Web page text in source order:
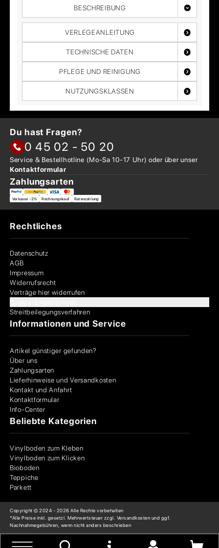
BESCHREIBUNG
VERLEGEANLEITUNG
TECHNISCHE DATEN
PFLEGE UND REINIGUNG
NUTZUNGSKLASSEN
Du hast Fragen?
0 45 02 - 50 20
Service & Bestellhotline (Mo-Sa 10-17 Uhr) oder überunser
Kontaktformular
Zahlungsarten
Vorkasse -2% Rechnungskauf Ratenzahlung
Rechtliches
Datenschutz
AGB
Impressum
Widerrufsrecht
Verträge hier widerrufen
Streitbeilegungsverfahren
Informationen und Service
Artikel günstiger gefunden?
Über uns
Zahlungsarten
Lieferhinweise und Versandkosten
Kontakt und Anfahrt
Kontaktformular
Info-Center
Beliebte Kategorien
Vinylboden zum Kleben
Vinylboden zum Klicken
Bioboden
Teppiche
Parkett
Copyright © 2024 - 2026 Alle Rechte vorbehalten
*Alle Preise inkl. gesetzl. Mehrwertsteuer zzgl. Versandkosten und ggf.
Nachnahmegebühren, wenn nicht anders beschrieben